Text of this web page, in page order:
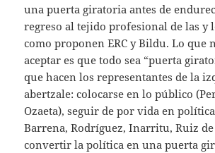
una puerta giratoria antes de
regreso al tejido profesional de las y
como proponen ERC y Bildu. Lo que
aceptar es que todo sea “puerta
que hacen los representantes de la
abertzale: colocarse en lo público
Ozaeta), seguir de por vida en
Barrena, Rodríguez, Inarritu, Ruiz de
convertir la política en una puerta